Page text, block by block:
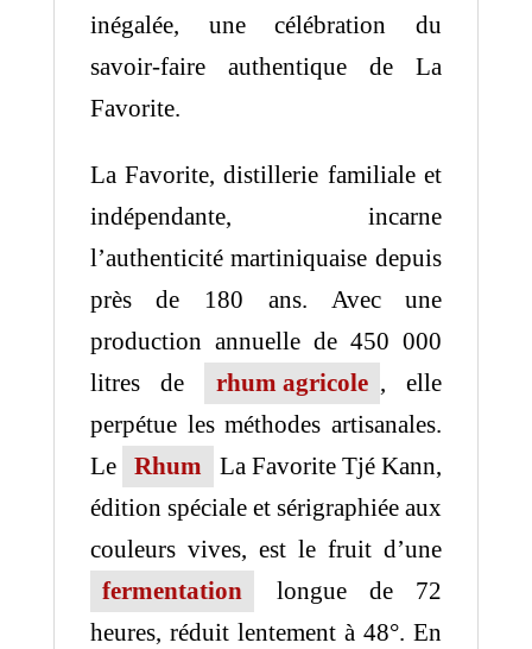
inégalée, une célébration du
savoir-faire authentique de La
Favorite.
La Favorite, distillerie familiale et
indépendante, incarne
l’authenticité martiniquaise depuis
près de 180 ans. Avec une
production annuelle de 450 000
litres de
rhum agricole , elle
perpétue les méthodes artisanales.
Le
Rhum
La Favorite Tjé Kann,
édition spéciale et sérigraphiée aux
couleurs vives, est le fruit d’une
fermentation
longue de 72
heures, réduit lentement à 48°. En